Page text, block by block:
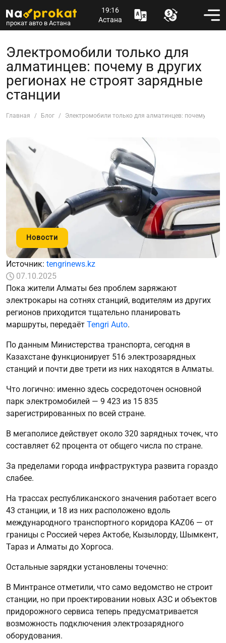
прокат авто в Астана
19:16
Астана
Электромобили только для
алматинцев: почему в других
регионах не строят зарядные
станции
Главная Блог Электромобили только для алматинцев: почему в
Новости
Источник: tengrinews.kz
07.10.2025
Пока жители Алматы без проблем заряжают
электрокары на сотнях станций, водителям из других
регионов приходится тщательно планировать
маршруты, передаёт Tengri Auto.
По данным Министерства транспорта, сегодня в
Казахстане функционирует 516 электрозарядных
станций и почти две трети из них находятся в Алматы.
Что логично: именно здесь сосредоточен основной
парк электромобилей — 9 423 из 15 835
зарегистрированных по всей стране.
В мегаполисе действует около 320 зарядных точек, что
составляет 62 процента от общего числа по стране.
За пределами города инфраструктура развита гораздо
слабее.
На трассах республиканского значения работает всего
43 станции, и 18 из них расположено вдоль
международного транспортного коридора KAZ06 — от
границы с Россией через Актобе, Кызылорду, Шымкент,
Тараз и Алматы до Хоргоса.
Остальные зарядки установлены точечно:
В Минтрансе отметили, что само ведомство не строит
станции, но при проектировании новых АЗС и объектов
придорожного сервиса теперь предусматривается
возможность подключения электрозарядного
оборудования.